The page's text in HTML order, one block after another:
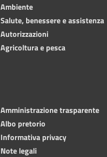
Ambiente
Salute, benessere e assistenza
Autorizzazioni
Agricoltura e pesca
Amministrazione trasparente
Albo pretorio
Informativa privacy
Note legali